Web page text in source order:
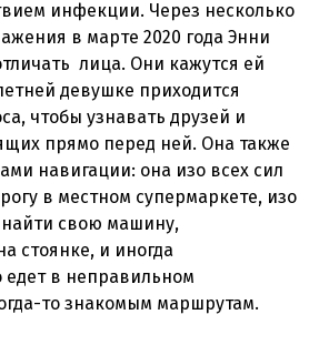
инфекции. Через несколько
в марте 2020 года Энни
лица. Они кажутся ей
девушке приходится
чтобы узнавать друзей и
прямо перед ней. Она также
навигации: она изо всех сил
в местном супермаркете, изо
найти свою машину,
стоянке, и иногда
едет в неправильном
то знакомым маршрутам.